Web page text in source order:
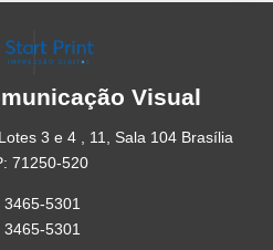
Visual
3 e 4 , 11, Sala 104 Brasília
71250-520
3465-5301
3465-5301